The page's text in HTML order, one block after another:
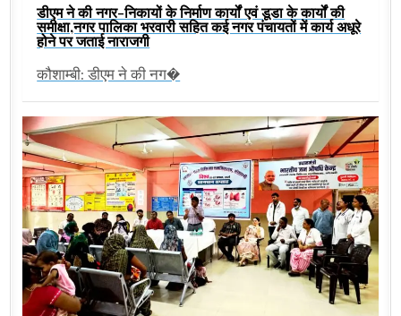
डीएम ने की नगर-निकायों के निर्माण कार्यों एवं डूडा के कार्यों की
समीक्षा,नगर पालिका भरवारी सहित कई नगर पंचायतों में कार्य अधूरे
होने पर जताई नाराजगी
कौशाम्बी: डीएम ने की नग�